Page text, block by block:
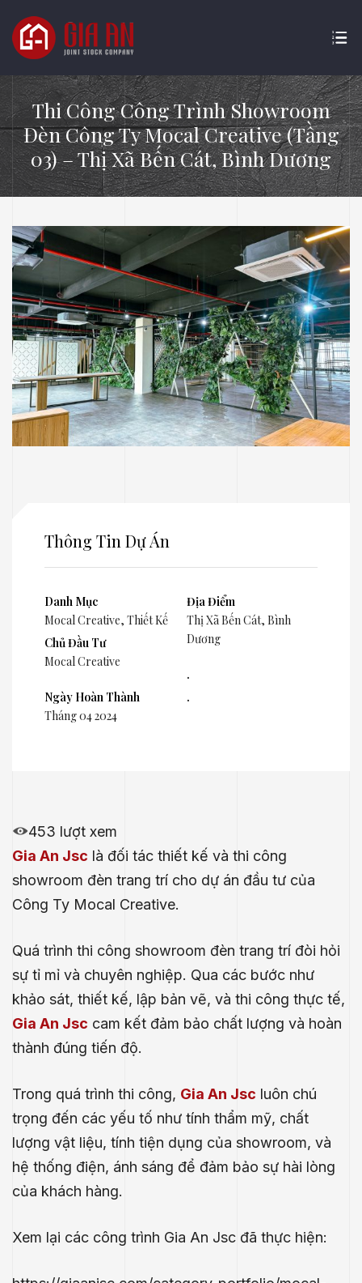
Thi Công Công Trình Showroom
Đèn Công Ty Mocal Creative (Tầng
03) – Thị Xã Bến Cát, Bình Dương
Thông Tin Dự Án
Danh Mục
Mocal Creative, Thiết Kế
Chủ Đầu Tư
Mocal Creative
Ngày Hoàn Thành
Tháng 04 2024
Địa Điểm
Thị Xã Bến Cát, Bình
Dương
.
.
453 lượt xem
Gia An Jsc là đối tác thiết kế và thi công
showroom đèn trang trí cho dự án đầu tư của
Công Ty Mocal Creative.
Quá trình thi công showroom đèn trang trí đòi hỏi
sự tỉ mỉ và chuyên nghiệp. Qua các bước như
khảo sát, thiết kế, lập bản vẽ, và thi công thực tế,
Gia An Jsc cam kết đảm bảo chất lượng và hoàn
thành đúng tiến độ.
Trong quá trình thi công, Gia An Jsc luôn chú
trọng đến các yếu tố như tính thẩm mỹ, chất
lượng vật liệu, tính tiện dụng của showroom, và
hệ thống điện, ánh sáng để đảm bảo sự hài lòng
của khách hàng.
Xem lại các công trình Gia An Jsc đã thực hiện: